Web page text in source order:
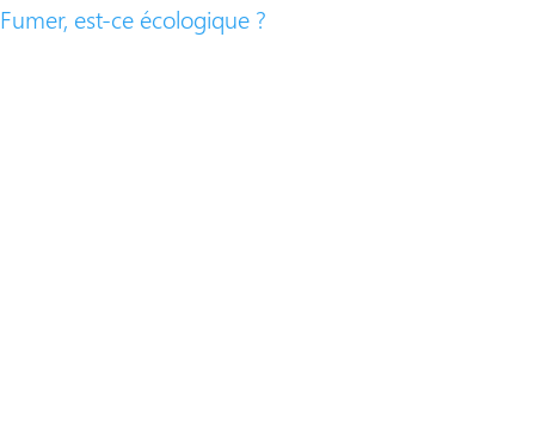
Fumer, est-ce écologique ?